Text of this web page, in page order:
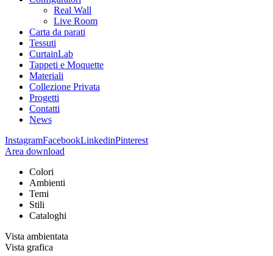
Real Wall
Live Room
Carta da parati
Tessuti
CurtainLab
Tappeti e Moquette
Materiali
Collezione Privata
Progetti
Contatti
News
InstagramFacebookLinkedinPinterest
Area download
Colori
Ambienti
Temi
Stili
Cataloghi
Vista ambientata
Vista grafica